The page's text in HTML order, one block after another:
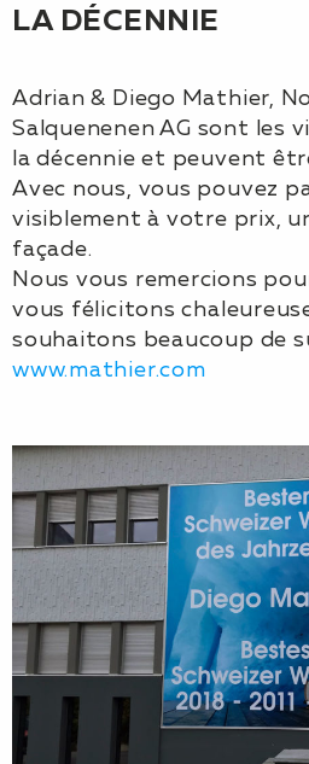
LA DÉCENNIE
Adrian & Diego Mathier,
Salquenenen AG sont les
la décennie et peuvent
Avec nous, vous pouvez
visiblement à votre prix,
façade.
Nous vous remercions
vous félicitons
souhaitons beaucoup de
www.mathier.com